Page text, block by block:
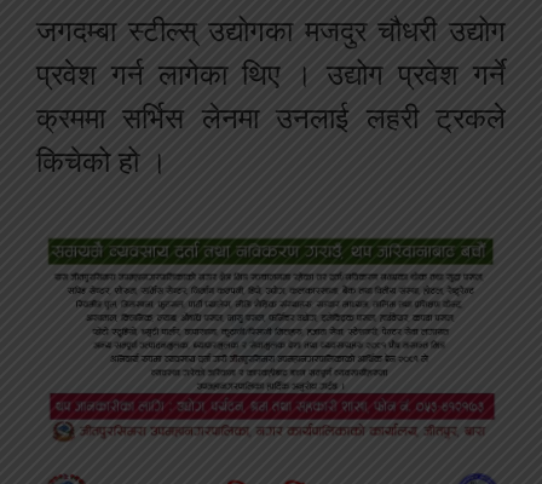
जगदम्बा स्टील्स् उद्योगका मजदुर चौधरी उद्योग
प्रवेश गर्न लागेका थिए । उद्योग प्रवेश गर्ने
क्रममा सर्भिस लेनमा उनलाई लहरी ट्रकले
किचेको हो ।